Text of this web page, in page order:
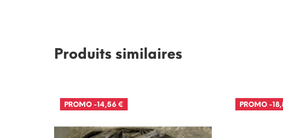
Produits similaires
PROMO -14,56 € PROMO-